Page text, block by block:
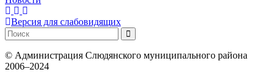
Версия для слабовидящих
© Администрация Слюдянского муниципального района
2006–2024